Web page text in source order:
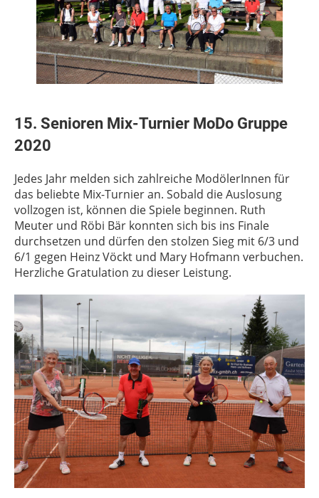
15. Senioren Mix-Turnier MoDo Gruppe
2020
Jedes Jahr melden sich zahlreiche ModölerInnen für
das beliebte Mix-Turnier an. Sobald die Auslosung
vollzogen ist, können die Spiele beginnen. Ruth
Meuter und Röbi Bär konnten sich bis ins Finale
durchsetzen und dürfen den stolzen Sieg mit 6/3 und
6/1 gegen Heinz Vöckt und Mary Hofmann verbuchen.
Herzliche Gratulation zu dieser Leistung.